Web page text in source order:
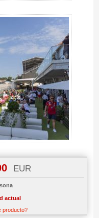
EUR
actual
producto?